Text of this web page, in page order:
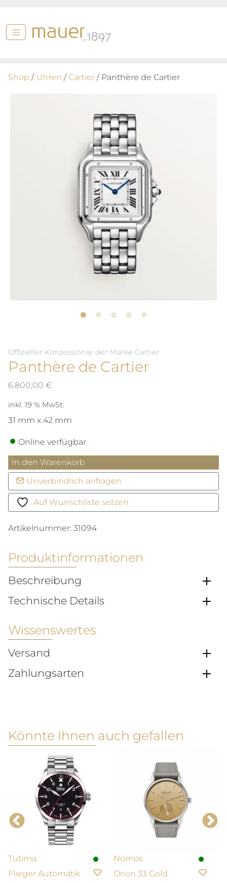
Shop / Uhren / Cartier / Panthère de Cartier
Offizieller Konzessionär der Marke Cartier
Panthère de Cartier
6.800,00 €
inkl. 19 % MwSt.
31 mm x 42 mm
Online verfügbar
Panthère
de
Cartier
Menge
In den Warenkorb
Unverbindlich anfragen
Auf Wunschliste setzen
Artikelnummer: 31094
Produktinformationen
Beschreibung
Technische Details
Wissenswertes
Versand
Zahlungsarten
Könnte Ihnen auch gefallen
Tutima
Flieger Automatik
Nomos
Orion 33 Gold